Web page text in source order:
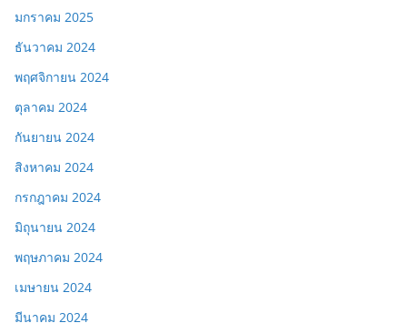
มกราคม 2025
ธันวาคม 2024
พฤศจิกายน 2024
ตุลาคม 2024
กันยายน 2024
สิงหาคม 2024
กรกฎาคม 2024
มิถุนายน 2024
พฤษภาคม 2024
เมษายน 2024
มีนาคม 2024